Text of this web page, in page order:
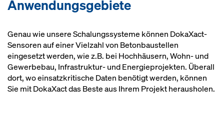
Anwendungsgebiete
Genau wie unsere Schalungssysteme können DokaXact-
Sensoren auf einer Vielzahl von Betonbaustellen
eingesetzt werden, wie z.B. bei Hochhäusern, Wohn- und
Gewerbebau, Infrastruktur- und Energieprojekten. Überall
dort, wo einsatzkritische Daten benötigt werden, können
Sie mit DokaXact das Beste aus Ihrem Projekt herausholen.